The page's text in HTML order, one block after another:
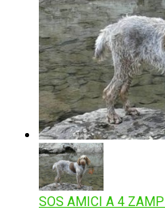
SOS AMICI A 4